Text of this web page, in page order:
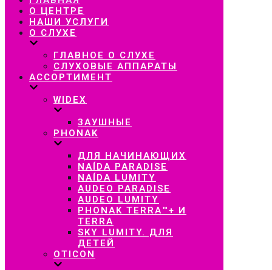
навигацию
О ЦЕНТРЕ
НАШИ УСЛУГИ
О СЛУХЕ
ГЛАВНОЕ О СЛУХЕ
СЛУХОВЫЕ АППАРАТЫ
АССОРТИМЕНТ
WIDEX
ЗАУШНЫЕ
PHONAK
ДЛЯ НАЧИНАЮЩИХ
NAÍDA PARADISE
NAÍDA LUMITY
AUDEO PARADISE
AUDEO LUMITY
PHONAK TERRA™+ И
TERRA
SKY LUMITY. ДЛЯ
ДЕТЕЙ
OTICON